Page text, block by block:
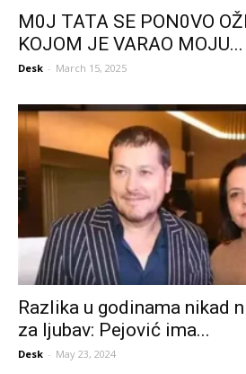
M0J TATA SE PON0VO
KOJOM JE VARAO MOJU...
Desk - March 15, 2025
Razlika u godinama nikad
za ljubav: Pejović ima...
Desk - May 23, 2024